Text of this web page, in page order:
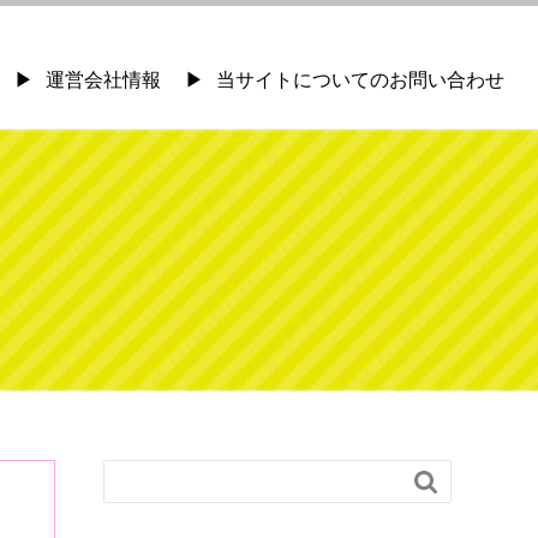
運営会社情報 当サイトについてのお問い合わせ
